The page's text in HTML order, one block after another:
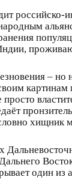
российско-
–
хищник
один из